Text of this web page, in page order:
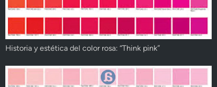
Historia y estética del color rosa: “Think pink”